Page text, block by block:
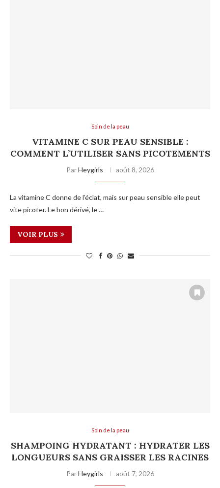
Soin de la peau
VITAMINE C SUR PEAU SENSIBLE :
COMMENT L’UTILISER SANS PICOTEMENTS
ParHeygirls août 8, 2026
La vitamine C donne de l’éclat, mais sur peau sensible elle peut
vite picoter. Le bon dérivé, le …
VOIR PLUS
Soin de la peau
SHAMPOING HYDRATANT : HYDRATER LES
LONGUEURS SANS GRAISSER LES RACINES
ParHeygirls août 7, 2026